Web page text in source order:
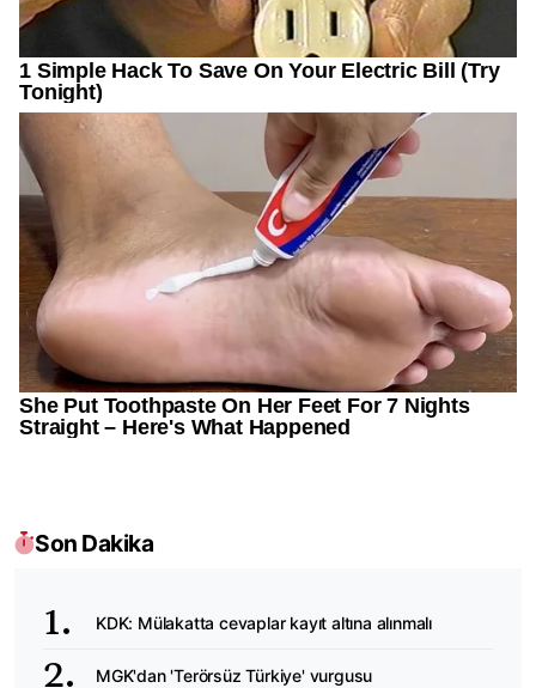
Son Dakika
KDK: Mülakatta cevaplar kayıt altına alınmalı
MGK'dan 'Terörsüz Türkiye' vurgusu